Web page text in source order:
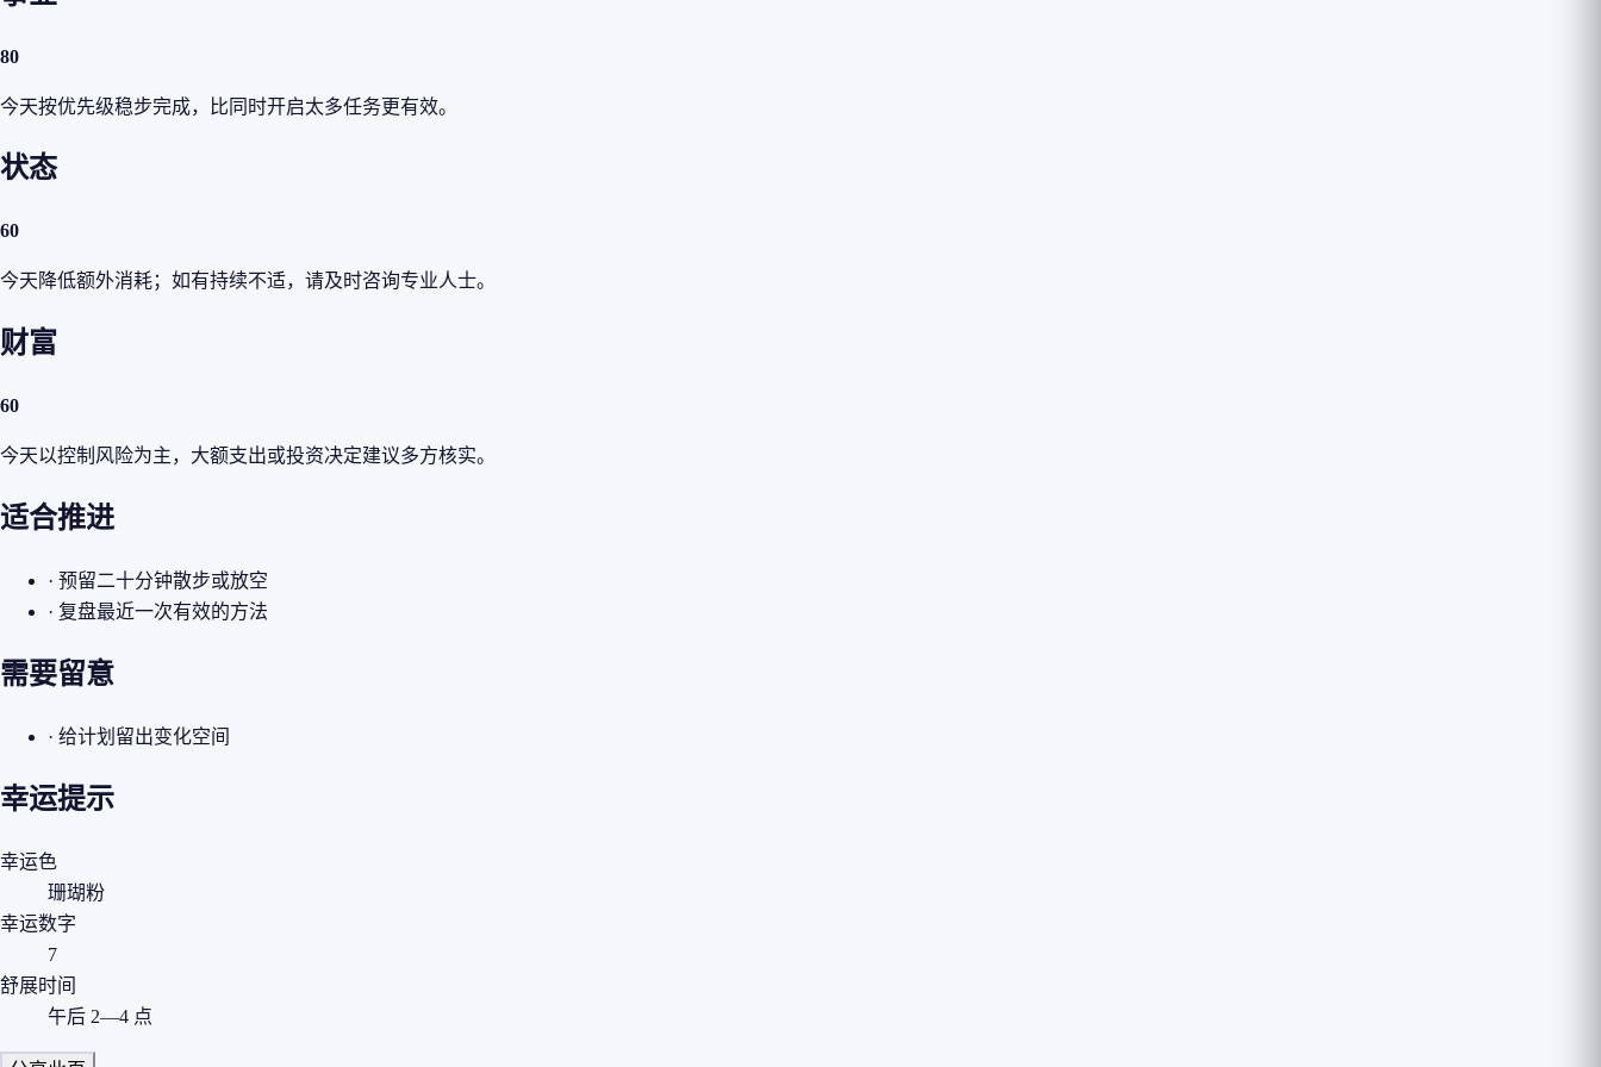
80
今天按优先级稳步完成，比同时开启太多任务更有效。
状态
60
今天降低额外消耗；如有持续不适，请及时咨询专业人士。
财富
60
今天以控制风险为主，大额支出或投资决定建议多方核实。
适合推进
· 预留二十分钟散步或放空
· 复盘最近一次有效的方法
需要留意
· 给计划留出变化空间
幸运提示
幸运色
珊瑚粉
幸运数字
7
舒展时间
午后 2—4 点